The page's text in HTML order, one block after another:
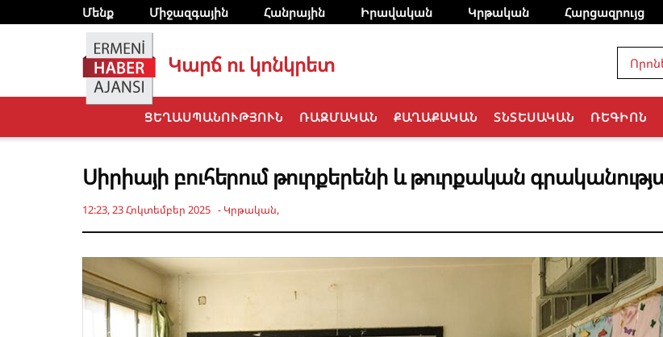
Մենք Միջազգային Հանրային Իրավական Կրթական Հարցազրույց
Կարճ ու կոնկրետ
ՑԵՂԱՍՊԱՆՈՒԹՅՈՒՆ ՌԱԶՄԱԿԱՆ ՔԱՂԱՔԱԿԱՆ ՏՆՏԵՍԱԿԱՆ ՌԵԳԻՈՆ
Սիրիայի բուհերում թուրքերենի և թուրքական
12:23, 23 Հոկտեմբեր 2025 - Կրթական,